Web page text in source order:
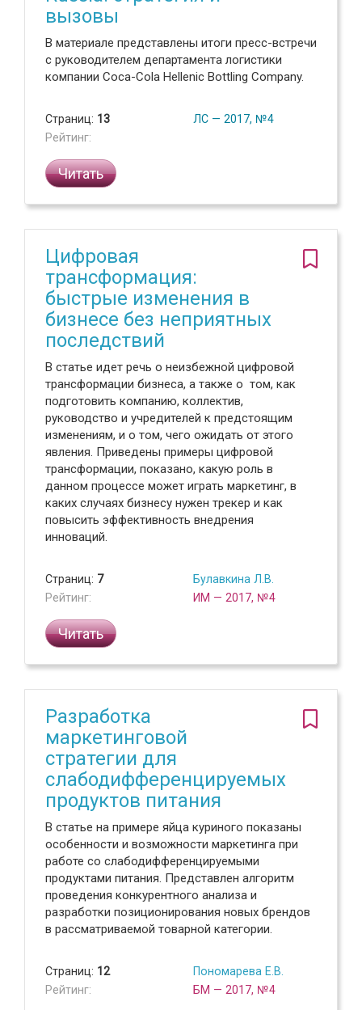
вызовы
В материале представлены итоги пресс-встречи
с руководителем департамента логистики
компании Coca-Cola Hellenic Bottling Company.
Страниц: 13
Рейтинг:
ЛС — 2017, №4
Читать
Цифровая
трансформация:
быстрые изменения в
бизнесе без неприятных
последствий
В статье идет речь о неизбежной цифровой
трансформации бизнеса, а также о том, как
подготовить компанию, коллектив,
руководство и учредителей к предстоящим
изменениям, и о том, чего ожидать от этого
явления. Приведены примеры цифровой
трансформации, показано, какую роль в
данном процессе может играть маркетинг, в
каких случаях бизнесу нужен трекер и как
повысить эффективность внедрения
инноваций.
Страниц: 7
Рейтинг:
Булавкина Л.В.
ИМ — 2017, №4
Читать
Разработка
маркетинговой
стратегии для
слабодифференцируемых
продуктов питания
В статье на примере яйца куриного показаны
особенности и возможности маркетинга при
работе со слабодифференцируемыми
продуктами питания. Представлен алгоритм
проведения конкурентного анализа и
разработки позиционирования новых брендов
в рассматриваемой товарной категории.
Страниц: 12
Рейтинг:
Пономарева Е.В.
БМ — 2017, №4